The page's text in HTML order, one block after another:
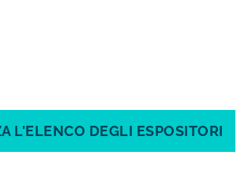
L'ELENCO DEGLI ESPOSITORI